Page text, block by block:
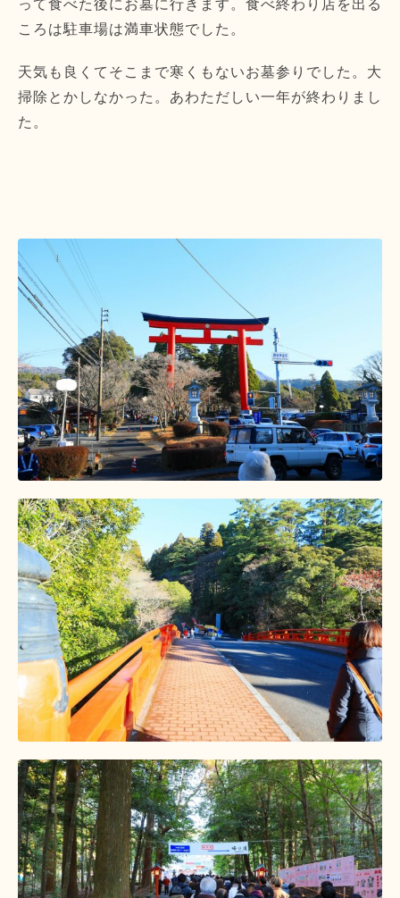
って食べた後にお墓に行きます。食べ終わり店を出る
ころは駐車場は満車状態でした。
天気も良くてそこまで寒くもないお墓参りでした。大
掃除とかしなかった。あわただしい一年が終わりまし
た。